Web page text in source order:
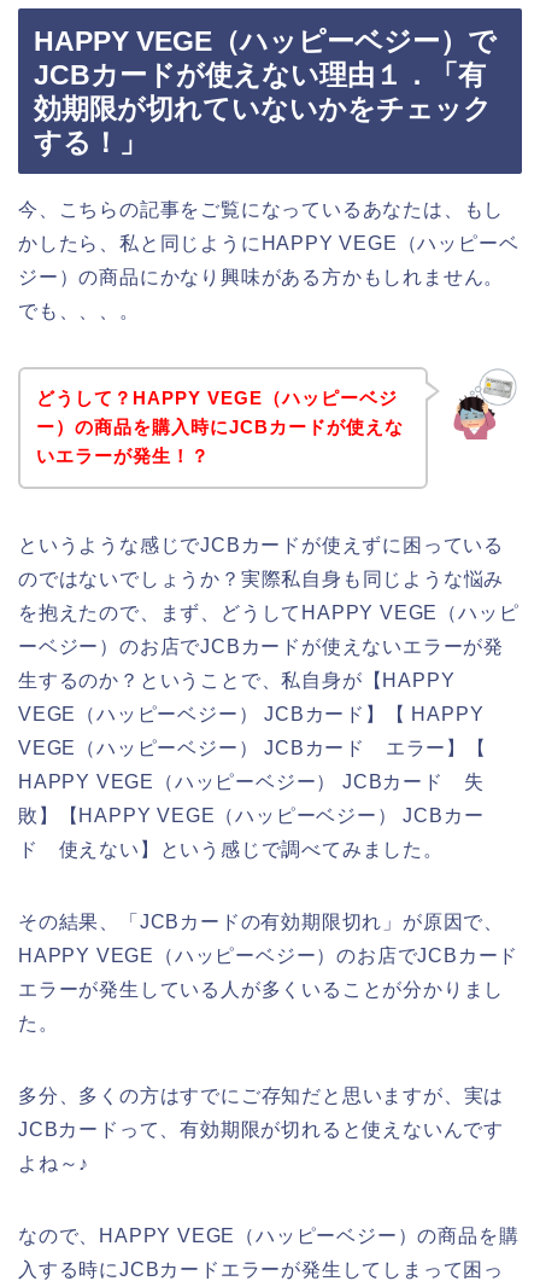
HAPPY VEGE（ハッピーベジー）で
JCBカードが使えない理由１．「有
効期限が切れていないかをチェック
する！」
今、こちらの記事をご覧になっているあなたは、もし
かしたら、私と同じようにHAPPY VEGE（ハッピーベ
ジー）の商品にかなり興味がある方かもしれません。
でも、、、。
どうして？HAPPY VEGE（ハッピーベジ
ー）の商品を購入時にJCBカードが使えな
いエラーが発生！？
というような感じでJCBカードが使えずに困っている
のではないでしょうか？実際私自身も同じような悩み
を抱えたので、まず、どうしてHAPPY VEGE（ハッピ
ーベジー）のお店でJCBカードが使えないエラーが発
生するのか？ということで、私自身が【HAPPY
VEGE（ハッピーベジー） JCBカード】【 HAPPY
VEGE（ハッピーベジー） JCBカード エラー】【
HAPPY VEGE（ハッピーベジー） JCBカード 失
敗】【HAPPY VEGE（ハッピーベジー） JCBカー
ド 使えない】という感じで調べてみました。
その結果、「JCBカードの有効期限切れ」が原因で、
HAPPY VEGE（ハッピーベジー）のお店でJCBカード
エラーが発生している人が多くいることが分かりまし
た。
多分、多くの方はすでにご存知だと思いますが、実は
JCBカードって、有効期限が切れると使えないんです
よね～♪
なので、HAPPY VEGE（ハッピーベジー）の商品を購
入する時にJCBカードエラーが発生してしまって困っ